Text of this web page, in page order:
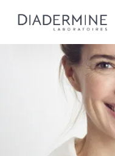
Alle produkte
inhaltsstoffe